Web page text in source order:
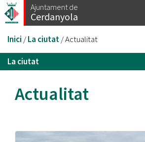
Vés
al
Ajuntament de
Cerdanyola
Esteu
aquí
Inici /La ciutat/Actualitat
La ciutat
Actualitat